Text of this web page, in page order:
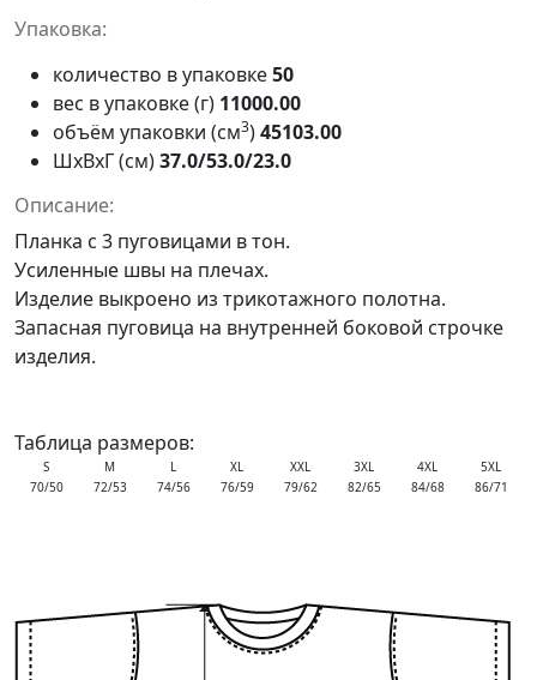
Упаковка:
количество в упаковке50
вес в упаковке (г) 11000.00
объём упаковки (см3)45103.00
ШxВxГ (см)37.0/53.0/23.0
Описание:
Планка с 3 пуговицами в тон.
Усиленные швы на плечах.
Изделие выкроено из трикотажного полотна.
Запасная пуговица на внутренней боковой строчке
изделия.
Таблица размеров:
S M L XL XXL 3XL 4XL
5XL
70/50
72/53 74/56 76/59 79/62 82/65 84/68 86/71